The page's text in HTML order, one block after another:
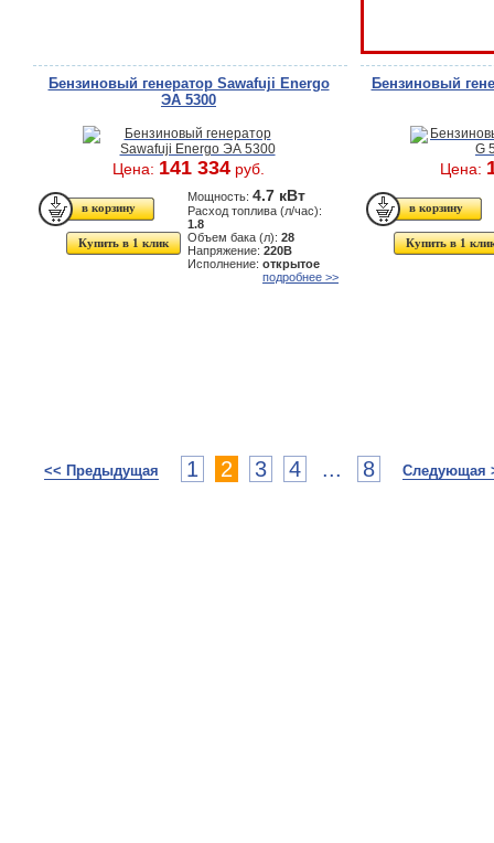
Бензиновый генератор Sawafuji Energo
ЭА 5300
Цена: 141 334 руб.
Купить в 1 клик
Мощность: 4.7 кВт
Расход топлива (л/час):
1.8
Объем бака (л): 28
Напряжение: 220В
Исполнение: открытое
подробнее >>
Бензиновый
Цена:
Купить в 1
<< Предыдущая 1 2 3 4 ... 8 Следующая